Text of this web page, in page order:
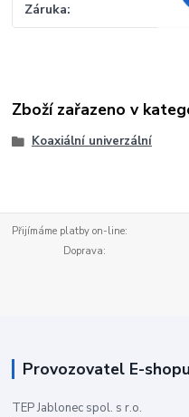
Záruka
Zboží zařazeno v
Koaxiální univerzální
Přijímáme
Doprava:
Provozovatel E-
TEP Jablonec spol. s r.o.